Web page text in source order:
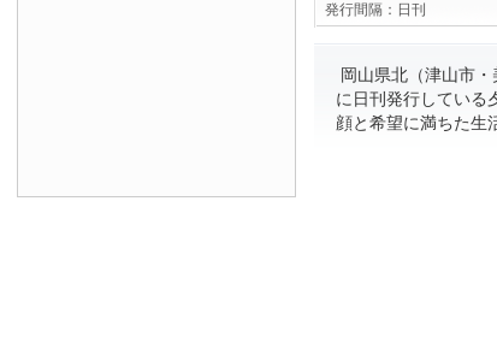
発行間隔： 日刊
岡山県北（津山市
に日刊発行している
顔と希望に満ちた生